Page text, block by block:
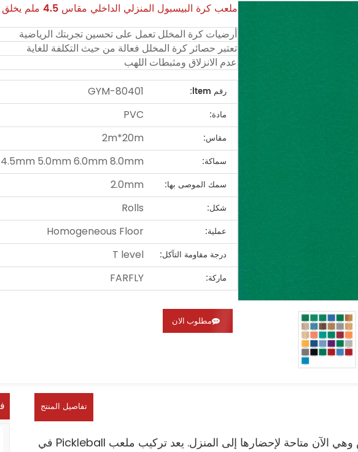
ملعب كرة البيسبول المنزلي الداخلي مقاس 4.5 ملم يخلق ملعبًا احترافيًا
أرضيات كرة المخلل تعمل على تحسين تجربتك الرياضية
تعتبر حصائر كرة المخلل فعالة من حيث التكلفة للغاية
عدم الانزلاق ومثبطات اللهب
رقم ltem: GYM-80401
مادة: PVC
مقاس: 2m*20m
سماكة: 4.5mm 5.0mm 6.0mm 8.0mm
سمك الموصى بها: 2.0mm
شكل: Rolls
عملية: Homogeneous Floor
درجة مقاومة التآكل: T level
ماركة: FARFLY
مطلوب الان
تفاصيل المنتج
تزداد شعبية لعبة Pickleball بين العديد من الأشخاص وهي الآن متاحة لإحضارها إلى المنزل. يعد تركيب ملعب Pickleball في